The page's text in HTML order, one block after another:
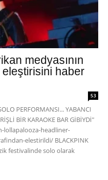
medyasının
haber
53
PERFORMANSI... YABANCI
BİR KARAOKE BAR GİBİYDİ"
headliner-
elestirildi/ BLACKPINK
festivalinde solo olarak